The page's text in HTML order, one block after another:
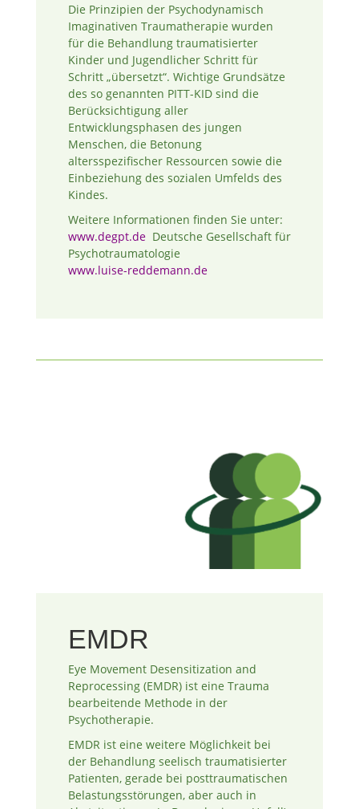
Die Prinzipien der Psychodynamisch
Imaginativen Traumatherapie wurden
für die Behandlung traumatisierter
Kinder und Jugendlicher Schritt für
Schritt „übersetzt“. Wichtige Grundsätze
des so genannten PITT-KIDsind die
Berücksichtigung aller
Entwicklungsphasen des jungen
Menschen, die Betonung
altersspezifischer Ressourcen sowie die
Einbeziehung des sozialen Umfelds des
Kindes.
Weitere Informationen finden Sie unter:
www.degpt.deDeutsche Gesellschaft für
Psychotraumatologie
www.luise-reddemann.de
EMDR
Eye Movement Desensitization and
Reprocessing (EMDR) ist eine Trauma
bearbeitende Methode in der
Psychotherapie.
EMDR ist eine weitere Möglichkeit bei
der Behandlung seelisch traumatisierter
Patienten, gerade bei posttraumatischen
Belastungsstörungen, aber auch in